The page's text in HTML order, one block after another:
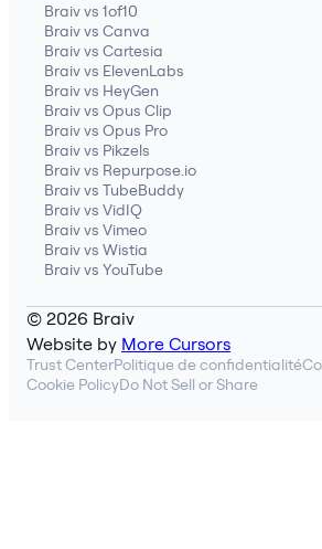
Braiv vs 1of10
Braiv vs Canva
Braiv vs Cartesia
Braiv vs ElevenLabs
Braiv vs HeyGen
Braiv vs Opus Clip
Braiv vs Opus Pro
Braiv vs Pikzels
Braiv vs Repurpose.io
Braiv vs TubeBuddy
Braiv vs VidIQ
Braiv vs Vimeo
Braiv vs Wistia
Braiv vs YouTube
© 2026 Braiv
Website by More Cursors
Trust CenterPolitique de confidentialité
Cookie PolicyDo Not Sell or Share